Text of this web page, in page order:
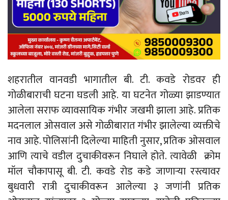
शहरातील वानवडी भागातील बी. टी. कवडे रोडवर ही
गोळीबाराची घटना घडली आहे. या घटनेत गोळ्या झाडण्यात
आलेला सराफ व्यावसायिक गंभीर जखमी झाला आहे. प्रतिक
मदनलाल ओसवाल असे गोळीबारात गंभीर झालेल्या व्यक्तीचे
नाव आहे. पोलिसांनी दिलेल्या माहिती नुसार, प्रतिक ओसवाल
आणि त्याचे वडील दुचाकीवरून निघाले होते. त्यावेळी क्रोम
मॉल चौकापासू बी. टी. कवडे रोड कडे जाणाऱ्या रस्त्यावर
बुधवारी रात्री दुचाकीवरून आलेल्या ३ जणांनी प्रतिक